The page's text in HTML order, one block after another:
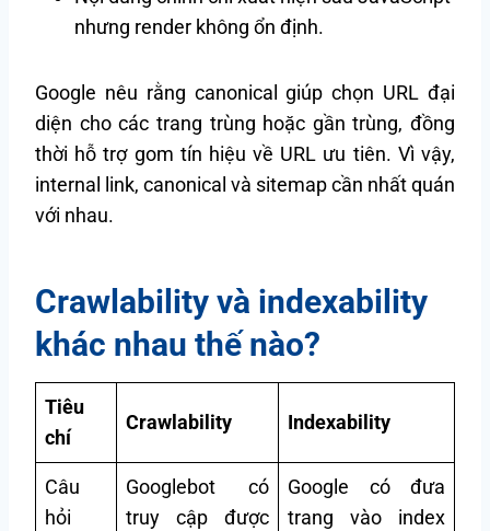
nhưng render không ổn định.
Google nêu rằng canonical giúp chọn URL đại
diện cho các trang trùng hoặc gần trùng, đồng
thời hỗ trợ gom tín hiệu về URL ưu tiên. Vì vậy,
internal link, canonical và sitemap cần nhất quán
với nhau.
Crawlability và indexability
khác nhau thế nào?
Tiêu
chí
Crawlability Indexability
Câu
hỏi
Googlebot có
truy cập được
Google có đưa
trang vào index